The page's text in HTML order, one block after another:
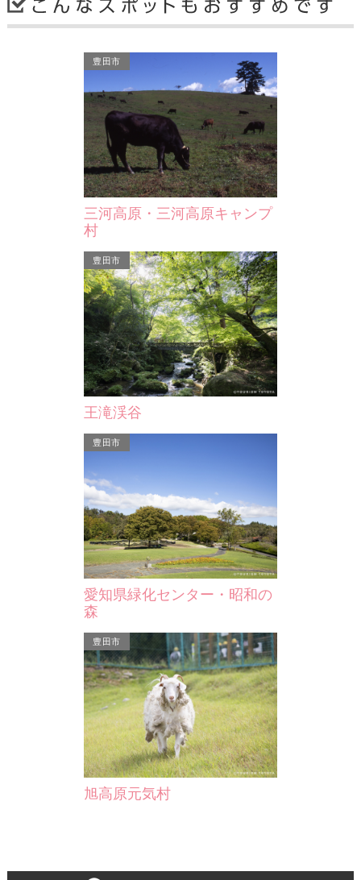
妙昌寺
妙昌寺は、1300年代後半から松平郷
を治めていた松平家と深いつながりの
ある曹洞宗の小さなお寺だ…
豊田市
天下峯
山頂からは三河平野や濃尾平野を一望
氏が、大きな岩が露出す…
豊田市
三河高原・三河高原キャンプ
村
豊田市
王滝渓谷
豊田市
愛知県緑化センター・昭和の
森
豊田市
旭高原元気村